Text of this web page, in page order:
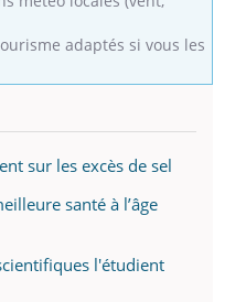
adaptés si vous les
sur les excès de sel
santé à l’âge
l'étudient